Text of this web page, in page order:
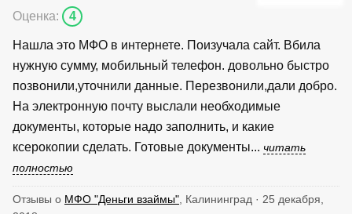
Оценка: 4
Нашла это МФО в интернете. Поизучала сайт. Вбила
нужную сумму, мобильный телефон. довольно быстро
позвонили,уточнили данные. Перезвонили,дали добро.
На электронную почту выслали необходимые
документы, которые надо заполнить, и какие
ксерокопии сделать. Готовые документы... читать
полностью
Отзывы о МФО "Деньги взаймы" , Калининград · 25 декабря,